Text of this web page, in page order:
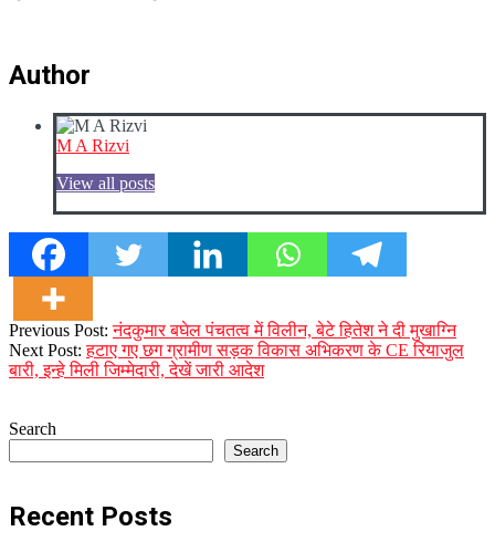
Author
M A Rizvi
View all posts
2024-
01-
10
Previous Post:नंदकुमार बघेल पंचतत्व में विलीन, बेटे हितेश ने दी मुखाग्नि
Next Post:हटाए गए छग ग्रामीण सड़क विकास अभिकरण के CE रियाजुल
बारी, इन्हे मिली जिम्मेदारी, देखें जारी आदेश
Search
Search
Recent Posts